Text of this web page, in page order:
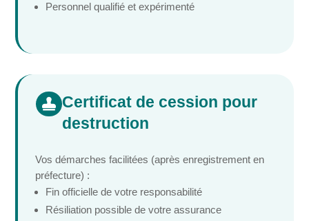
Personnel qualifié et expérimenté
 Certificat de cession pour
destruction
Vos démarches facilitées (après enregistrement en
préfecture) :
Fin officielle de votre responsabilité
Résiliation possible de votre assurance